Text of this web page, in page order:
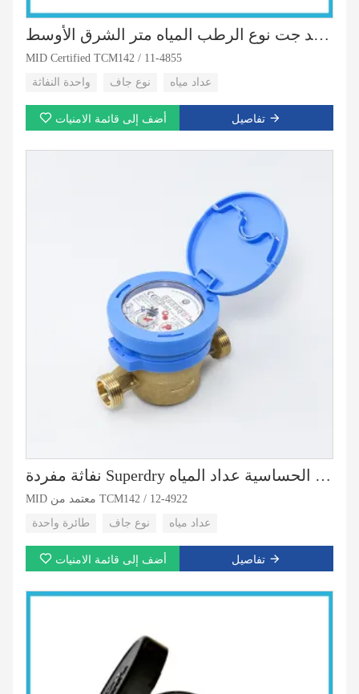
واحد جت نوع الرطب المياه متر الشرق الأوسط
MID Certified TCM142 / 11-4855
واحدة النفاثة
نوع جاف عداد مياه
أضف إلى قائمة الامنيات تفاصيل
نفاثة مفردة Superdry عالية الحساسية عداد المياه MID
MID معتمد من TCM142 / 12-4922
طائرة واحدة
نوع جاف عداد مياه
أضف إلى قائمة الامنيات تفاصيل